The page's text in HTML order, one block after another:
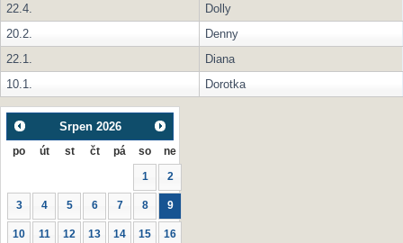
22.4.
Dolly
20.2.
Denny
22.1.
Diana
10.1.
Dorotka
Srpen 2026
po út st čt pá so ne
1 2
3 4 5 6 7 8 9
10 11 12 13 14 15 16